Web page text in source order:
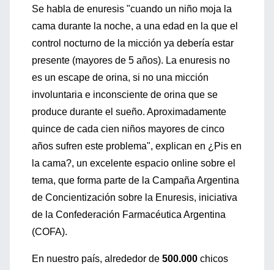
Se habla de enuresis "cuando un niño moja la
cama durante la noche, a una edad en la que el
control nocturno de la micción ya debería estar
presente (mayores de 5 años). La enuresis no
es un escape de orina, si no una micción
involuntaria e inconsciente de orina que se
produce durante el sueño. Aproximadamente
quince de cada cien niños mayores de cinco
años sufren este problema", explican en ¿Pis en
la cama?, un excelente espacio online sobre el
tema, que forma parte de la Campaña Argentina
de Concientización sobre la Enuresis, iniciativa
de la Confederación Farmacéutica Argentina
(COFA).
En nuestro país, alrededor de 500.000 chicos